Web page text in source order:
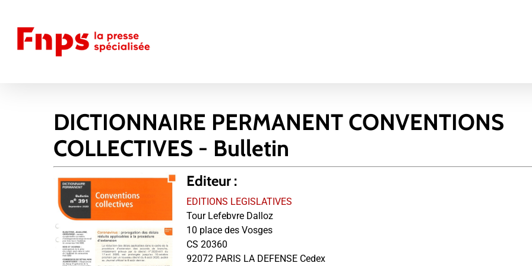
content
DICTIONNAIRE PERMANENT CONVENTIONS
COLLECTIVES - Bulletin
Editeur :
EDITIONS LEGISLATIVES
Tour Lefebvre Dalloz
10 place des Vosges
CS 20360
92072 PARIS LA DEFENSE Cedex